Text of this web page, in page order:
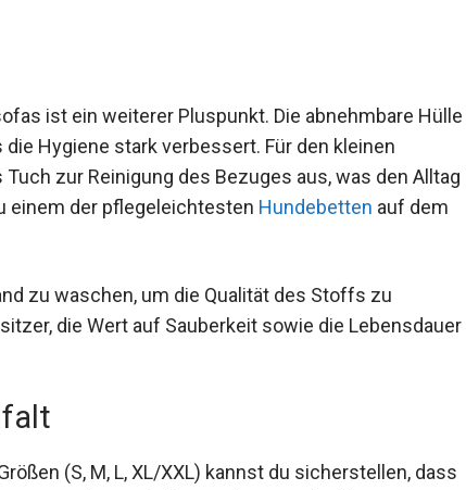
ist ein weiterer Pluspunkt. Die abnehmbare Hülle
Hygiene stark verbessert. Für den kleinen
zur Reinigung des Bezuges aus, was den Alltag
einem der pflegeleichtesten Hundebetten auf dem
zu waschen, um die Qualität des Stoffs zu
die Wert auf Sauberkeit sowie die Lebensdauer
(S, M, L, XL/XXL) kannst du sicherstellen, dass